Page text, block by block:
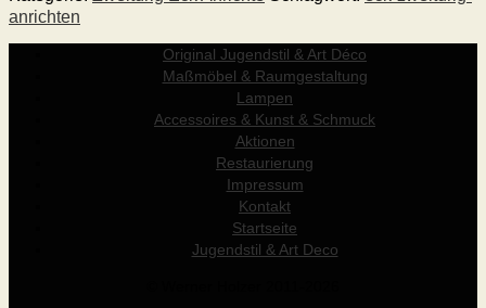
anrichten
Original Jugendstil & Art Déco
Maßmöbel & Raumgestaltung
Lampen
Accessoires & Kunst & Schmuck
Aktionen
Restaurierung
Impressum
Kontakt
Startseite
Jugendstil & Art Deco